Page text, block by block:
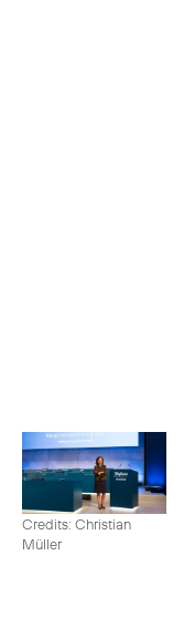
Credits: Christian
Müller